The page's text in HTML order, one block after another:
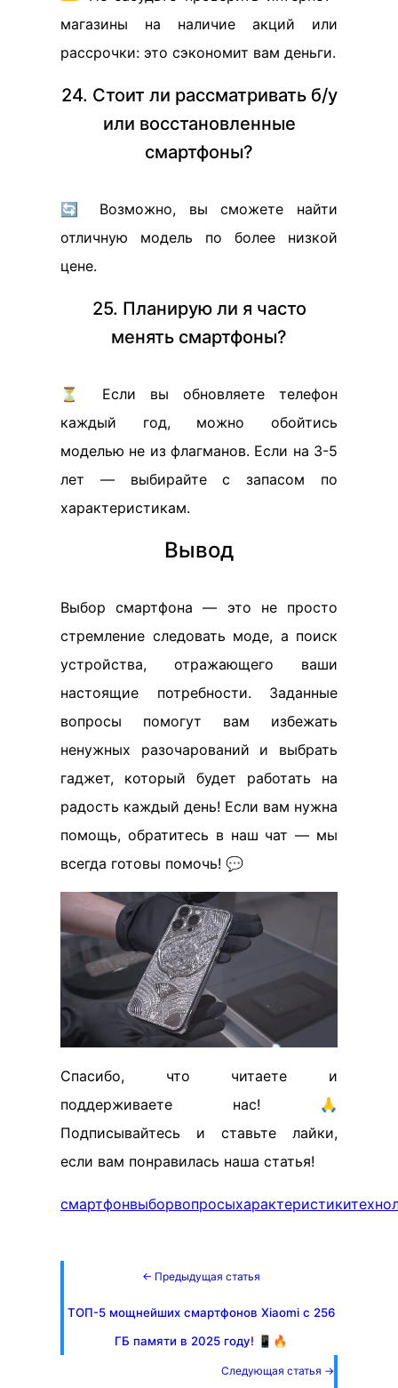
магазины на наличие акций или
рассрочки: это сэкономит вам деньги.
24. Стоит ли рассматривать б/у
или восстановленные
смартфоны?
🔄 Возможно, вы сможете найти
отличную модель по более низкой
цене.
25. Планирую ли я часто
менять смартфоны?
⏳ Если вы обновляете телефон
каждый год, можно обойтись
моделью не из флагманов. Если на 3-5
лет — выбирайте с запасом по
характеристикам.
Вывод
Выбор смартфона — это не просто
стремление следовать моде, а поиск
устройства, отражающего ваши
настоящие потребности. Заданные
вопросы помогут вам избежать
ненужных разочарований и выбрать
гаджет, который будет работать на
радость каждый день! Если вам нужна
помощь, обратитесь в наш чат — мы
всегда готовы помочь! 💬
Спасибо, что читаете и
поддерживаете нас! 🙏
Подписывайтесь и ставьте лайки,
если вам понравилась наша статья!
смартфонвыборвопросыхарактеристики
← Предыдущая статья
ТОП-5 мощнейших смартфонов Xiaomi с 256
ГБ памяти в 2025 году! 📱🔥
Следующая статья →